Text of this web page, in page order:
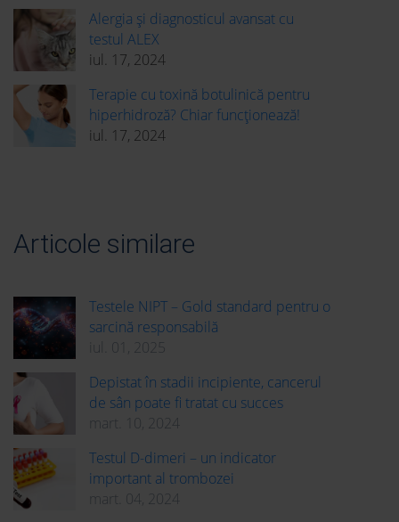
Alergia și diagnosticul avansat cu
testul ALEX
iul. 17, 2024
Terapie cu toxină botulinică pentru
hiperhidroză? Chiar funcționează!
iul. 17, 2024
Articole similare
Testele NIPT – Gold standard pentru o
sarcină responsabilă
iul. 01, 2025
Depistat în stadii incipiente, cancerul
de sân poate fi tratat cu succes
mart. 10, 2024
Testul D-dimeri – un indicator
important al trombozei
mart. 04, 2024